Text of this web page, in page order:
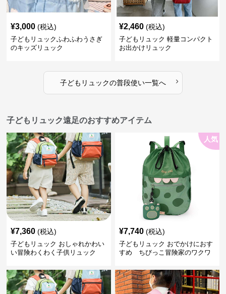
¥3,000 (税込)
子どもリュックふわふわうさぎ
のキッズリュック
¥2,460 (税込)
子どもリュック 軽量コンパクト
お出かけリュック
子どもリュックの普段使い一覧へ ›
子どもリュック遠足のおすすめアイテム
¥7,360 (税込)
子どもリュック おしゃれかわい
い冒険わくわく子供リュック
人気
¥7,740 (税込)
子どもリュック おでかけにおす
すめ ちびっこ冒険家のワクワ